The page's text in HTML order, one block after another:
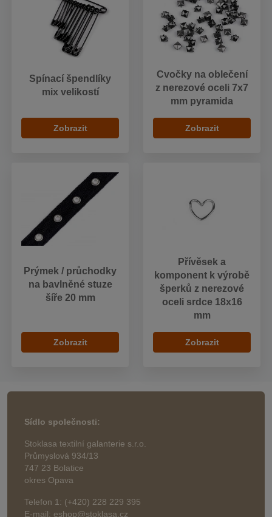
Spínací špendlíky
mix velikostí
Zobrazit
Cvočky na oblečení
z nerezové oceli 7x7
mm pyramida
Zobrazit
Prýmek / průchodky
na bavlněné stuze
šíře 20 mm
Zobrazit
Přívěsek a
komponent k výrobě
šperků z nerezové
oceli srdce 18x16
mm
Zobrazit
Sídlo společnosti:
Stoklasa textilní galanterie s.r.o.
Průmyslová 934/13
747 23 Bolatice
okres Opava
Telefon 1: (+420) 228 229 395
E-mail: eshop@stoklasa.cz